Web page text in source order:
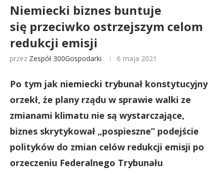
Niemiecki biznes buntuje
się przeciwko ostrzejszym celom
redukcji emisji
przez Zespół 300Gospodarki 6 maja 2021
Po tym jak niemiecki trybunał konstytucyjny
orzekł, że plany rządu w sprawie walki ze
zmianami klimatu nie są wystarczające,
biznes skrytykował „pospieszne” podejście
polityków do zmian celów redukcji emisji po
orzeczeniu Federalnego Trybunału